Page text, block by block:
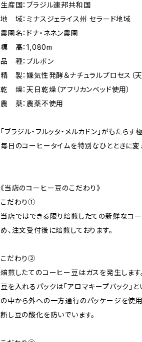
生産国：ブラジル連邦共和国
地 域：ミナスジェライス州 セラード地域
農園名：ドナ・ネネン農園
標 高：1,080m
品 種：ブルボン
精 製：嫌気性発酵＆ナチュラルプロセス（
乾 燥：天日乾燥（アフリカンベッド使用）
農 薬：農薬不使用
「ブラジル・フルッタ・メルカドン」がもたら
毎日のコーヒータイムを特別なひとときに変
《当店のコーヒー豆のこだわり》
こだわり①
当店ではできる限り焙煎したての新鮮なコ
め、注文受付後に焙煎しております。
こだわり②
焙煎したてのコーヒー豆はガスを発生します
豆を入れるパックは「アロマキープバック」
の中から外への一方通行のパッケージを使
断し豆の酸化を防いでいます。